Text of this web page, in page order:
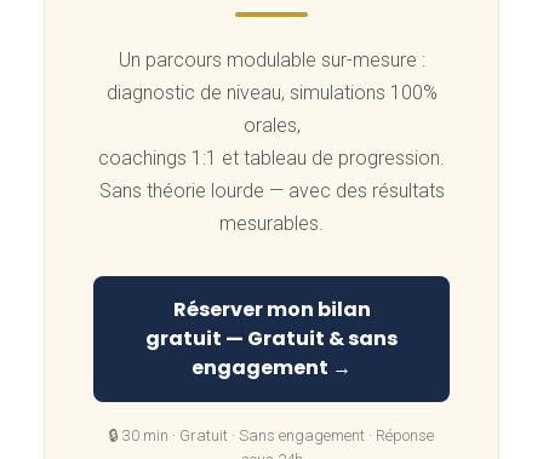
Un parcours modulable sur-mesure :
diagnostic de niveau, simulations 100%
orales,
coachings 1:1 et tableau de progression.
Sans théorie lourde — avec des résultats
mesurables.
Réserver mon bilan
gratuit — Gratuit & sans
engagement →
🔒 30 min · Gratuit · Sans engagement · Réponse